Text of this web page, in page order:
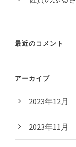
最近のコメント
アーカイブ
2023年12月
2023年11月